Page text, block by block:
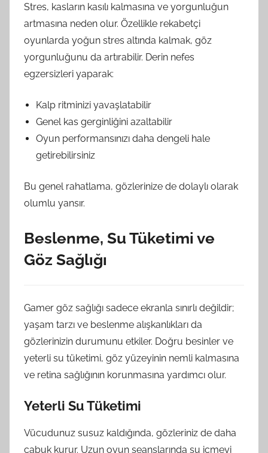
Stres, kasların kasılı kalmasına ve yorgunluğun
artmasına neden olur. Özellikle rekabetçi
oyunlarda yoğun stres altında kalmak, göz
yorgunluğunu da artırabilir. Derin nefes
egzersizleri yaparak:
Kalp ritminizi yavaşlatabilir
Genel kas gerginliğini azaltabilir
Oyun performansınızı daha dengeli hale
getirebilirsiniz
Bu genel rahatlama, gözlerinize de dolaylı olarak
olumlu yansır.
Beslenme, Su Tüketimi ve
Göz Sağlığı
Gamer göz sağlığı sadece ekranla sınırlı değildir;
yaşam tarzı ve beslenme alışkanlıkları da
gözlerinizin durumunu etkiler. Doğru besinler ve
yeterli su tüketimi, göz yüzeyinin nemli kalmasına
ve retina sağlığının korunmasına yardımcı olur.
Yeterli Su Tüketimi
Vücudunuz susuz kaldığında, gözleriniz de daha
çabuk kurur. Uzun oyun seanslarında su içmeyi